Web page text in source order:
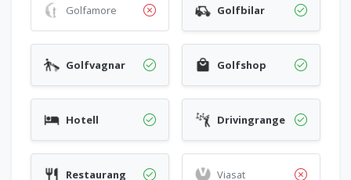
Golfamore Golfbilar
Golfvagnar Golfshop
Hotell Drivingrange
Restaurang Viasat